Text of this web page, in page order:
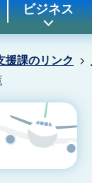
ビジネス
援課のリンク